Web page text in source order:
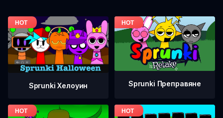
Sprunki Хелоуин Sprunki Преправяне